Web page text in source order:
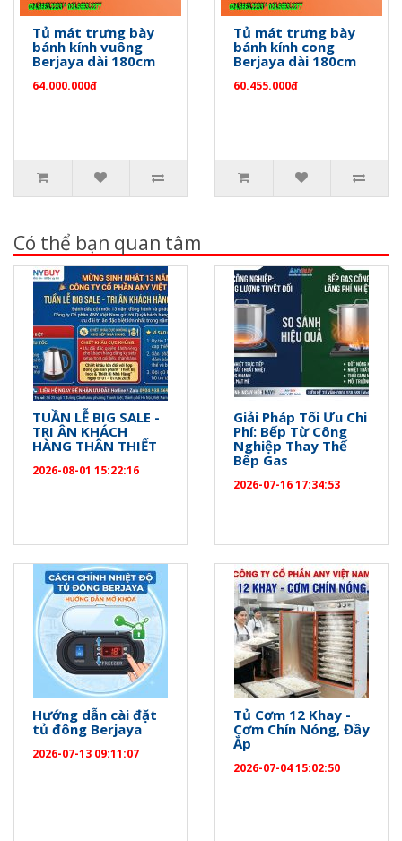
Tủ mát trưng bày
bánh kính vuông
Berjaya dài 180cm
64.000.000đ
Tủ mát trưng bày
bánh kính cong
Berjaya dài 180cm
60.455.000đ
Có thể bạn quan tâm
TUẦN LỄ BIG SALE -
TRI ÂN KHÁCH
HÀNG THÂN THIẾT
2026-08-01 15:22:16
Giải Pháp Tối Ưu Chi
Phí: Bếp Từ Công
Nghiệp Thay Thế
Bếp Gas
2026-07-16 17:34:53
Hướng dẫn cài đặt
tủ đông Berjaya
2026-07-13 09:11:07
Tủ Cơm 12 Khay -
Cơm Chín Nóng, Đầy
Ắp
2026-07-04 15:02:50